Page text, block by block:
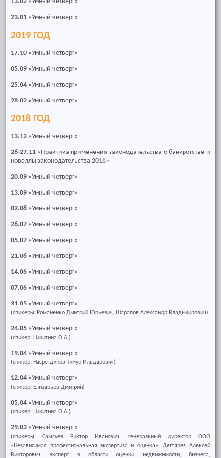
13.02 «Умный четверг»
23.01 «Умный четверг»
2019 ГОД
17.10 «Умный четверг»
05.09 «Умный четверг»
25.04 «Умный четверг»
28.02 «Умный четверг»
2018 ГОД
13.12 «Умный четверг»
26-27.11 «Практика применения законодательства о банкротстве и
новеллы законодательства 2018»
20.09 «Умный четверг»
13.09 «Умный четверг»
02.08 «Умный четверг»
26.07 «Умный четверг»
05.07 «Умный четверг»
21.06 «Умный четверг»
14.06 «Умный четверг»
07.06 «Умный четверг»
31.05 «Умный четверг»
(спикеры: Романенко Дмитрий Юрьевич, Шарапов Александр Владимирович)
24.05 «Умный четверг»
(спикер: Никитина О.А.)
19.04 «Умный четверг»
(спикер: Насретдинов Тимур Ильдарович)
12.04 «Умный четверг»
(спикер: Елизарьев Дмитрий)
05.04 «Умный четверг»
(спикер: Никитина О.А.)
29.03 «Умный четверг»
(спикеры: Самсуев Виктор Иванович, генеральный директор ООО
«Независимая профессиональная экспертиза и оценка»; Дегтярев Алексей
Викторович, эксперт в области оценки недвижимости, бизнеса,